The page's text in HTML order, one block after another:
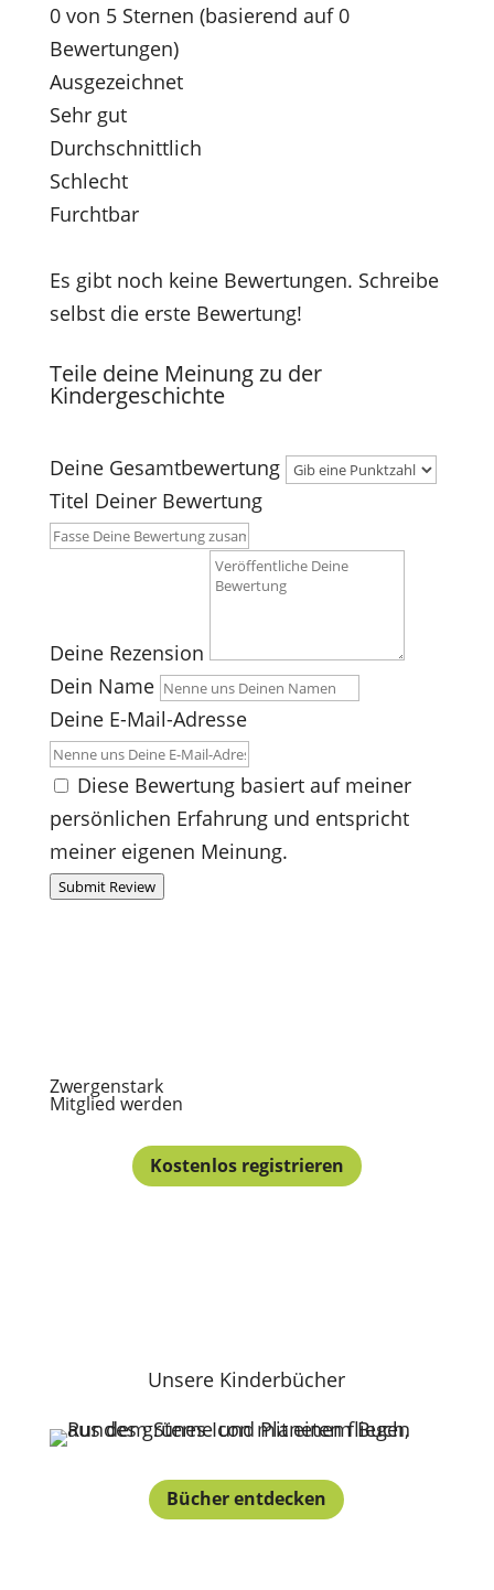
0 von 5 Sternen (basierend auf 0
Bewertungen)
Ausgezeichnet
Sehr gut
Durchschnittlich
Schlecht
Furchtbar
Es gibt noch keine Bewertungen. Schreibe
selbst die erste Bewertung!
Teile deine Meinung zu der
Kindergeschichte
Deine Gesamtbewertung
Titel Deiner Bewertung
Deine Rezension
Dein Name
Deine E-Mail-Adresse
Diese Bewertung basiert auf meiner
persönlichen Erfahrung und entspricht
meiner eigenen Meinung.
Submit Review
Zwergenstark
Mitglied werden
Kostenlos registrieren
Unsere Kinderbücher
Bücher entdecken